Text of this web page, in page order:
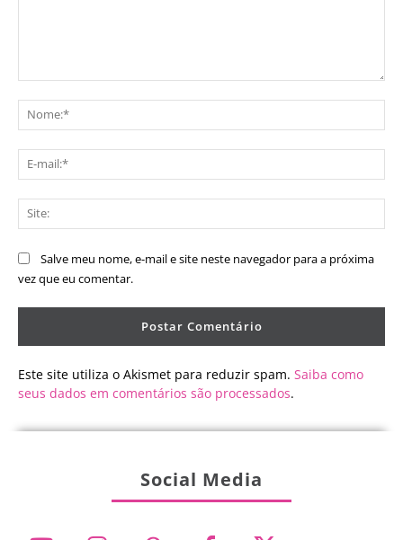
Salve meu nome, e-mail e site neste navegador para a próxima
vez que eu comentar.
Este site utiliza o Akismet para reduzir spam. Saiba como
seus dados em comentários são processados.
Social Media